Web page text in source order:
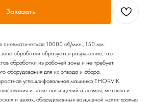
Заказать
пневматическая 10000 об/мин., 150 мм.
обработки образуется разряжение, что
обработки из рабочей зоны и не требует
оборудования для их отвода и сбора.
углошлифовальная машинка THORVIK
и зачистки изделий из камня, металла и
и цехах, оборудованных воздушной магистралью